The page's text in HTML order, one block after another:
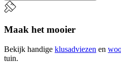
Maak het mooier
Bekijk handige klusadviezen en
tuin.